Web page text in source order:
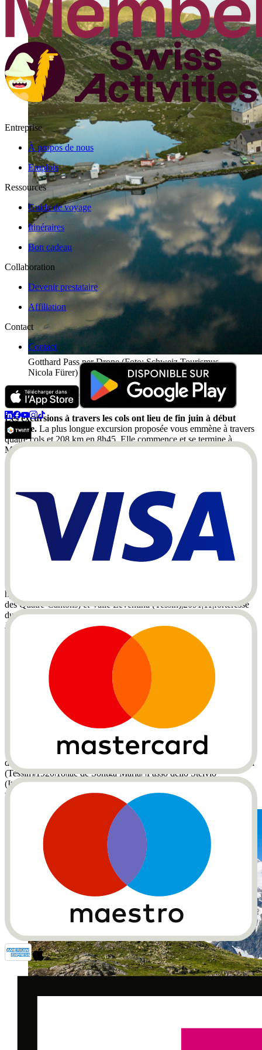
Gotthard Pass per Drone (Foto: Schweiz Tourismus,
Nicola Fürer)
Une sélection de cols célèbres en Suisse
Les excursions à travers les cols ont lieu de fin juin à début
octobre. La plus longue excursion proposée vous emmène à travers
quatre cols et 208 km en 8h45. Elle commence et se termine à
Meiringen.
Col de Grimsel
Col de Nufenen
Col du Gothard
Col de Susten
La Suisse compte au total 120 cols de montagne. Parmi les plus
connus, on trouve :|Col|connecte les vallées|Altitude (m)|Longueur
(km)|Particularité durant le trajet| |--------------|------|---:|------:|----| |Col
hydroélectriques| |Col du Gothard|Urseren (région de Lucerne, lac
des Quatre-Cantons) et Valle Leventina (Tessin)|2091|11|forteresse
du Gothard, vue sur la Tremola (ancienne route du col)| |Col de
Julier|Oberhalbstein (Grisons) et Engadin
(Grisons)|2284|36|innombrables petits lacs au col (notamment le lac
de Marmorera) et les lacs de l'Engadin| |Col de Susten|vallée de la
Reuss (région de Lucerne, lac des Quatre-Cantons) et Haslital
(Berner Oberland)|2224|45|à travers 25 tunnels et plus de 25 ponts ;
pont du Diable, gorge de Schöllenen| |Col de Nufenen|vallée
d'Ägina (Valais) et Val Bedretto (Tessin)|2478|18|lac de Gries,
glacier de Gries| |Col de Maloya|Bergell (Grisons) et Engadin
(Grisons)|1815|31|lac de Sils, lac de Silvaplana| |Col de Furka|la
haute vallée de la Reuss (Urserental, lac des Quatre-Cantons) avec
Goms (Valais)|2436|16|glacier du Rhône avec la grotte de glace| |Col
d'Albula|vallée d'Albula (Bergün, Grisons) et La Punt (Engadin,
Grisons)|2315|22|Piz Ela, un massif montagneux en forme
d'immense dôme| |Col de Lukmanier|Surselva (Grisons) et Bleniotal
(Tessin)|1920|18|lac de Sontga Maria| |Passo dello Stelvio
(Italie)|Lombardie, Suisse et Trentin (Tyrol du Sud)|2757|24|48
virages serrés du côté italien|
Entreprise
À propos de nous
Emplois
Ressources
Guide de voyage
Itinéraires
Bon cadeau
Collaboration
Devenir prestataire
Affiliation
Contact
Contact